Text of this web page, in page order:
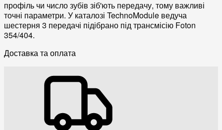
профіль чи число зубів зіб'ють передачу, тому важливі
точні параметри. У каталозі TechnoModule ведуча
шестерня 3 передачі підібрано під трансмісію Foton
354/404.
Доставка та оплата